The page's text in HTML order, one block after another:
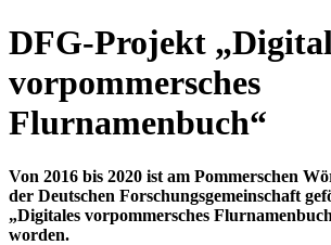
DFG-Projekt
vorpommersches
Flurnamenbuch“
Von 2016 bis 2020 ist am Pommerschen
der Deutschen Forschungsgemeinschaft
„Digitales vorpommersches
worden.